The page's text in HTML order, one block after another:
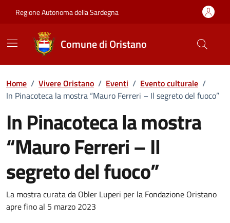
Regione Autonoma della Sardegna
Comune di Oristano
Home / Vivere Oristano / Eventi / Evento culturale /
In Pinacoteca la mostra “Mauro Ferreri – Il segreto del fuoco”
In Pinacoteca la mostra
“Mauro Ferreri – Il
segreto del fuoco”
Dettaglio dell'evento
La mostra curata da Obler Luperi per la Fondazione Oristano
apre fino al 5 marzo 2023